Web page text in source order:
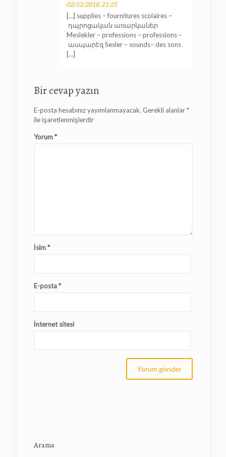
02/12/2018, 21:25
[…] supplies – fournitures scolaires –
դպրոցական առարկաներ
Meslekler – professions – professions –
ասպարէզ Sesler – sounds– des sons
[…]
Bir cevap yazın
E-posta hesabınız yayımlanmayacak. Gerekli alanlar*
ile işaretlenmişlerdir
Yorum*
İsim*
E-posta*
İnternet sitesi
Arama